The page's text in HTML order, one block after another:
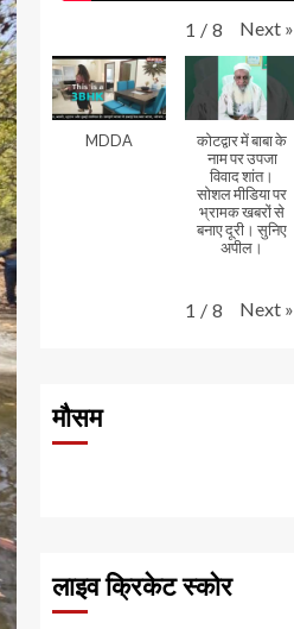
1 / 8 Next »
MDDA
कोटद्वार में बाबा के
नाम पर उपजा
विवाद शांत।
सोशल मीडिया पर
भ्रामक खबरों से
बनाए दूरी। सुनिए
अपील।
1 / 8 Next »
मौसम
लाइव क्रिकेट स्कोर